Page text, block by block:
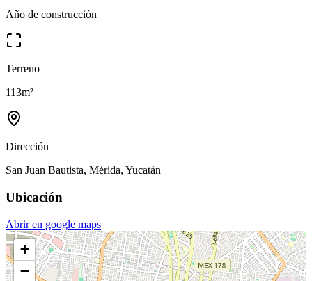
Año de construcción
Terreno
113m²
Dirección
San Juan Bautista, Mérida, Yucatán
Ubicación
Abrir en google maps
+
−